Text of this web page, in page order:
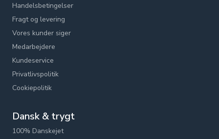
Handelsbetingelser
Fragt og levering
Vores kunder siger
Medarbejdere
Kundeservice
Privatlivspolitik
Cookiepolitik
Dansk & trygt
100% Danskejet